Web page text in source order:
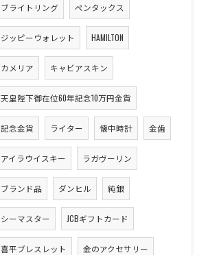
ブライトリング ペンタックス
ジッピーウォレット HAMILTON
カメリア キャビアスキン
天皇陛下御在位60年記念10万円金貨
記念金貨 ライター 懐中時計 金歯
アイラウイスキー ラガヴーリン
ブランド品 ダンヒル 純銀
シーマスター JCBギフトカード
喜平ブレスレット 金のアクセサリー